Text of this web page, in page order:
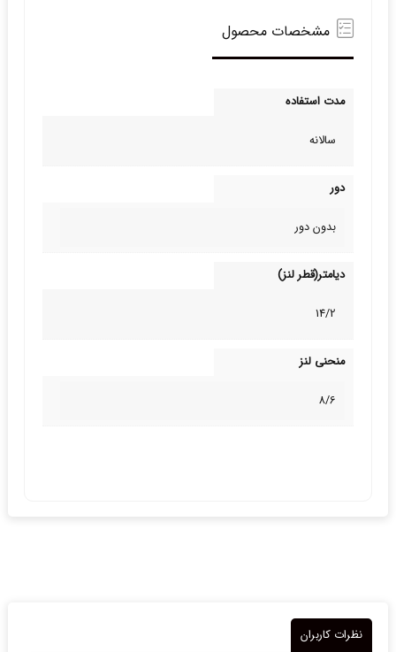
مشخصات محصول
مدت استفاده
سالانه
دور
بدون دور
دیامتر(قطر لنز)
14/2
منحنی لنز
8/6
نظرات کاربران